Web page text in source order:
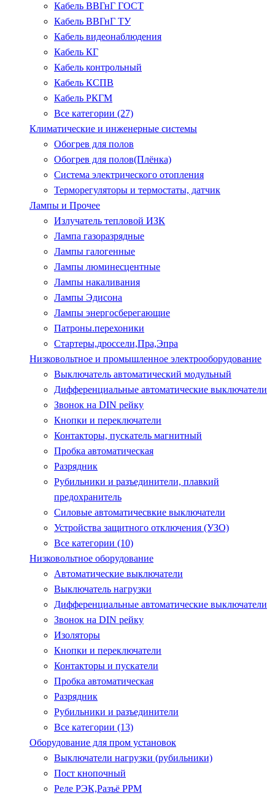
Кабель ВВГнГ ГОСТ
Кабель ВВГнГ ТУ
Кабель видеонаблюдения
Кабель КГ
Кабель контрольный
Кабель КСПВ
Кабель РКГМ
Все категории (27)
Климатические и инженерные системы
Обогрев для полов
Обогрев для полов(Плёнка)
Система электрического отопления
Терморегуляторы и термостаты, датчик
Лампы и Прочее
Излучатель тепловой ИЗК
Лампа газоразрядные
Лампы галогенные
Лампы люминесцентные
Лампы накаливания
Лампы Эдисона
Лампы энергосберегающие
Патроны.перехоники
Стартеры,дроссели,Пра,Эпра
Низковольтное и промышленное электрооборудование
Выключатель автоматический модульный
Дифференциальные автоматические выключатели
Звонок на DIN рейку
Кнопки и переключатели
Контакторы, пускатель магнитный
Пробка автоматическая
Разрядник
Рубильники и разъединители, плавкий
предохранитель
Силовые автоматичесвкие выключатели
Устройства защитного отключения (УЗО)
Все категории (10)
Низковольтное оборудование
Автоматические выключатели
Выключатель нагрузки
Дифференциальные автоматические выключатели
Звонок на DIN рейку
Изоляторы
Кнопки и переключатели
Контакторы и пускатели
Пробка автоматическая
Разрядник
Рубильники и разъединители
Все категории (13)
Оборудование для пром установок
Выключатели нагрузки (рубильники)
Пост кнопочный
Реле РЭК,Разъё РРМ